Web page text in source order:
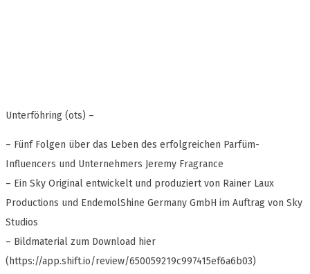
Unterföhring (ots) –
– Fünf Folgen über das Leben des erfolgreichen Parfüm-
Influencers und Unternehmers Jeremy Fragrance
– Ein Sky Original entwickelt und produziert von Rainer Laux
Productions und EndemolShine Germany GmbH im Auftrag von Sky
Studios
– Bildmaterial zum Download hier
(https://app.shift.io/review/650059219c997415ef6a6b03)